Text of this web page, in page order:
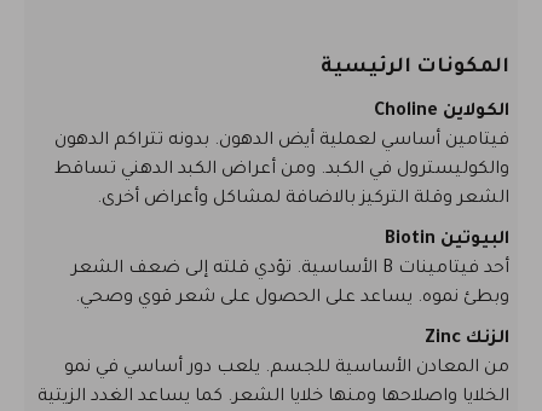
المكونات الرئيسية
الكولاين Choline
فيتامين أساسي لعملية أيض الدهون. بدونه تتراكم الدهون
والكوليسترول في الكبد. ومن أعراض الكبد الدهني تساقط
الشعر وقلة التركيز بالاضافة لمشاكل وأعراض أخرى.
البيوتين Biotin
أحد فيتامينات B الأساسية. تؤدي قلته إلى ضعف الشعر
وبطئ نموه. يساعد على الحصول على شعر قوي وصحي.
الزنك Zinc
من المعادن الأساسية للجسم. يلعب دور أساسي في نمو
الخلايا واصلاحها ومنها خلايا الشعر. كما يساعد الغدد الزيتية